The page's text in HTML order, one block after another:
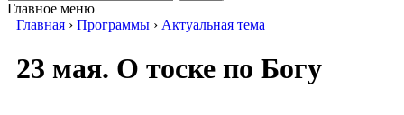
Главное меню
Главная › Программы › Актуальная тема
23 мая. О тоске по Богу